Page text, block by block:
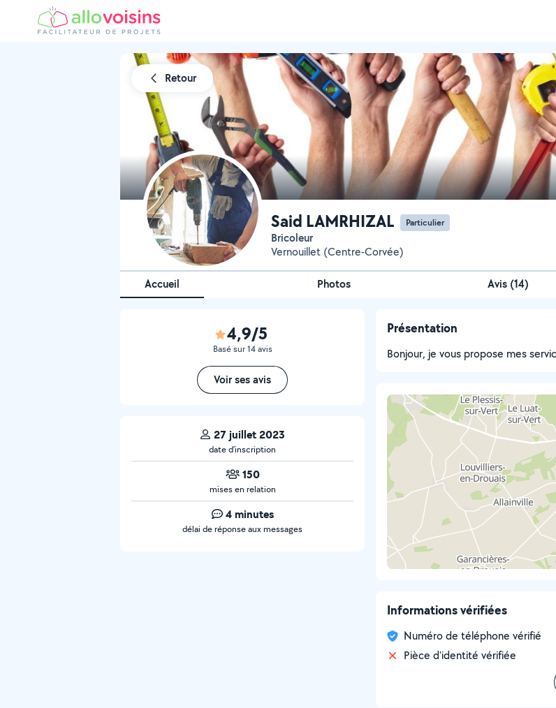
Retour
Said LAMRHIZAL Particulier
Bricoleur
Vernouillet (Centre-Corvée)
Accueil Photos Avis (14)
4,9/5
Basé sur 14 avis
Voir ses avis
27 juillet 2023
date d’inscription
150
mises en relation
4 minutes
délai de réponse aux messages
Présentation
Bonjour, je vous propose mes
Informations vérifiées
Numéro de téléphone vérifié
Pièce d'identité vérifiée